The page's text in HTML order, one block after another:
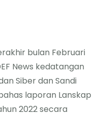
bulan Februari
News kedatangan
Siber dan Sandi
laporan Lanskap
2022 secara